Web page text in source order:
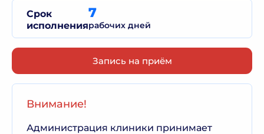
Срок
исполнения
7
рабочих дней
Запись на приём
Внимание!
Администрация клиники принимает